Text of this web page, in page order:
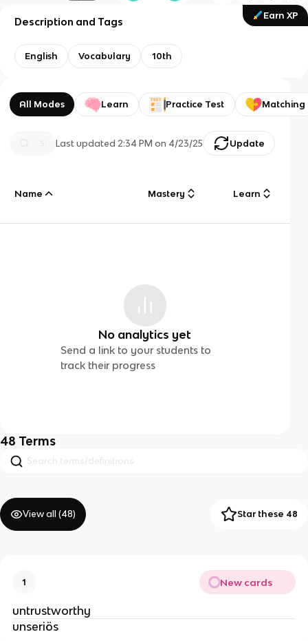
Earn XP
Description and Tags
English Vocabulary 10th
All Modes Learn Practice Test Matching
Last updated 2:34 PM on 4/23/25 Update
Name Mastery Learn
No analytics yet
Send a link to your students to
track their progress
48 Terms
View all (48) Star these 48
1 New cards
untrustworthy
unseriös